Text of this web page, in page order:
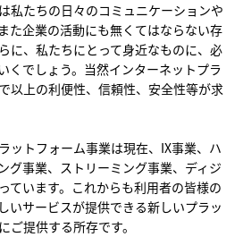
私たちの日々のコミュニケーションや
た企業の活動にも無くてはならない存
に、私たちにとって身近なものに、必
くでしょう。当然インターネットプラ
以上の利便性、信頼性、安全性等が求
ットフォーム事業は現在、IX事業、ハ
グ事業、ストリーミング事業、ディジ
ています。これからも利用者の皆様の
いサービスが提供できる新しいプラッ
ご提供する所存です。